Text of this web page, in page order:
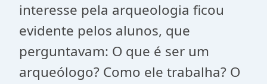
interesse pela arqueologia ficou
evidente pelos alunos, que
perguntavam: O que é ser um
arqueólogo? Como ele trabalha? O